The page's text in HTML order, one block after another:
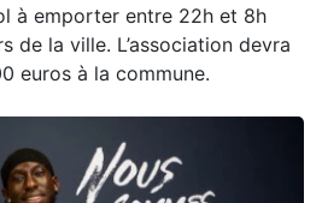
à emporter entre 22h et 8h
de la ville. L’association devra
euros à la commune.